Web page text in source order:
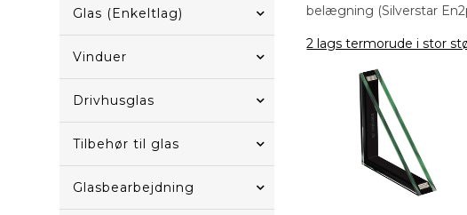
Glas (Enkeltlag)
Vinduer
Drivhusglas
Tilbehør til glas
Glasbearbejdning
belægning (Silverstar
2 lags termorude i stor